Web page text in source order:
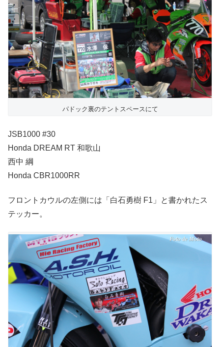
パドック裏のテントスペースにて
JSB1000 #30
Honda DREAM RT 和歌山
西中 綱
Honda CBR1000RR
フロントカウルの左側には「白石勇樹 F1」と書かれたス
テッカー。